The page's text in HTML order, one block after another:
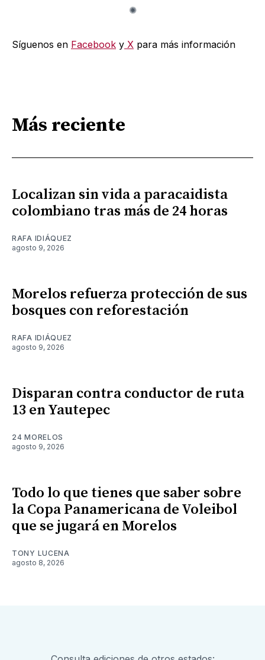
Síguenos en Facebook y X para más información
Más reciente
Localizan sin vida a paracaidista
colombiano tras más de 24 horas
RAFA IDIÁQUEZ
agosto 9, 2026
Morelos refuerza protección de sus
bosques con reforestación
RAFA IDIÁQUEZ
agosto 9, 2026
Disparan contra conductor de ruta
13 en Yautepec
24 MORELOS
agosto 9, 2026
Todo lo que tienes que saber sobre
la Copa Panamericana de Voleibol
que se jugará en Morelos
TONY LUCENA
agosto 8, 2026